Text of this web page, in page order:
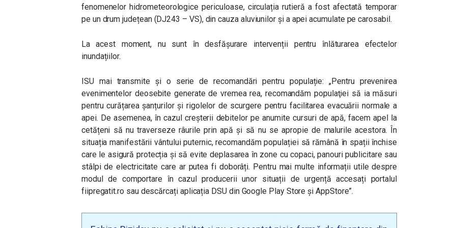
fenomenelor hidrometeorologice periculoase, circulația rutieră a fost afectată temporar
pe un drum județean (DJ243 – VS), din cauza aluviunilor și a apei acumulate pe carosabil.
La acest moment, nu sunt în desfășurare intervenții pentru înlăturarea efectelor
inundațiilor.
ISU mai transmite și o serie de recomandări pentru populație: „Pentru prevenirea
evenimentelor deosebite generate de vremea rea, recomandăm populaţiei să ia măsuri
pentru curățarea șanțurilor și rigolelor de scurgere pentru facilitarea evacuării normale a
apei. De asemenea, în cazul creșterii debitelor pe anumite cursuri de apă, facem apel la
cetățeni să nu traverseze râurile prin apă și să nu se apropie de malurile acestora. În
situația manifestării vântului puternic, recomandăm populației să rămână în spații închise
care le asigură protecția și să evite deplasarea în zone cu copaci, panouri publicitare sau
stâlpi de electricitate care ar putea fi doborâți. Pentru mai multe informații utile despre
modul de comportare în cazul producerii unor situații de urgență accesați portalul
fiipregatit.ro sau descărcați aplicația DSU din Google Play Store și AppStore”.